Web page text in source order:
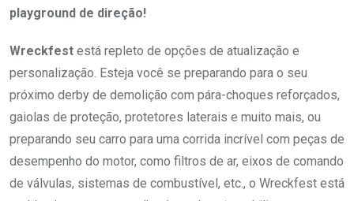
playground de direção!
Wreckfest está repleto de opções de atualização e
personalização. Esteja você se preparando para o seu
próximo derby de demolição com pára-choques reforçados,
gaiolas de proteção, protetores laterais e muito mais, ou
preparando seu carro para uma corrida incrível com peças de
desempenho do motor, como filtros de ar, eixos de comando
de válvulas, sistemas de combustível, etc., o Wreckfest está